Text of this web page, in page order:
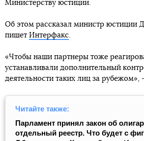
Министерству юстиции.
Об этом рассказал министр юстиции
пишет Интерфакс
«Чтобы наши партнеры тоже
устанавливали дополнительный
деятельности таких лиц за рубежом»,
Читайте также:
Парламент принял закон об
отдельный реестр. Что будет с